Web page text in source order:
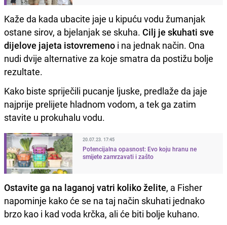
Kaže da kada ubacite jaje u kipuću vodu žumanjak
ostane sirov, a bjelanjak se skuha. Cilj je skuhati sve
dijelove jajeta istovremeno i na jednak način. Ona
nudi dvije alternative za koje smatra da postižu bolje
rezultate.
Kako biste spriječili pucanje ljuske, predlaže da jaje
najprije prelijete hladnom vodom, a tek ga zatim
stavite u prokuhalu vodu.
20.07.23. 17:45
Potencijalna opasnost: Evo koju hranu ne
smijete zamrzavati i zašto
Ostavite ga na laganoj vatri koliko želite, a Fisher
napominje kako će se na taj način skuhati jednako
brzo kao i kad voda krčka, ali će biti bolje kuhano.